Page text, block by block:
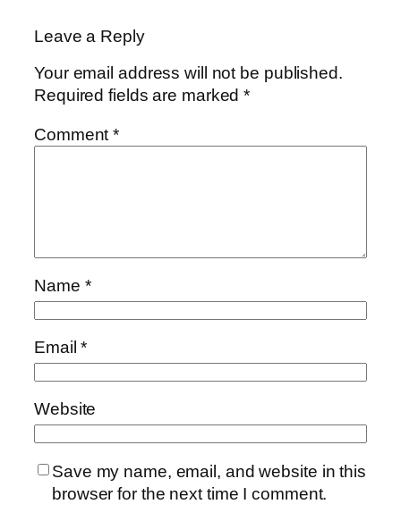
Leave a Reply
Your email address will not be published.
Required fields are marked*
Comment*
Name *
Email*
Website
Save my name, email, and website in this
browser for the next time I comment.